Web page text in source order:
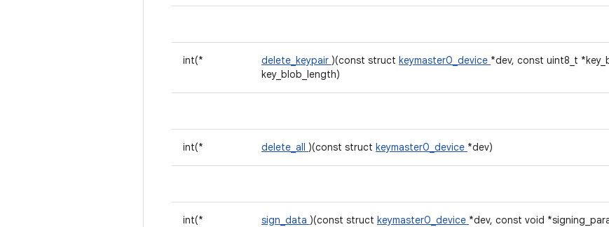
int(* delete_keypair )(const struct keymaster0_device *dev, const uint8_t
key_blob_length)
int(* delete_all )(const struct keymaster0_device *dev)
int(* sign_data )(const struct keymaster0_device *dev, const void